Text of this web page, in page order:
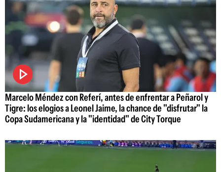
Marcelo Méndez con Referí, antes de enfrentar a Peñarol y
Tigre: los elogios a Leonel Jaime, la chance de "disfrutar" la
Copa Sudamericana y la "identidad" de City Torque